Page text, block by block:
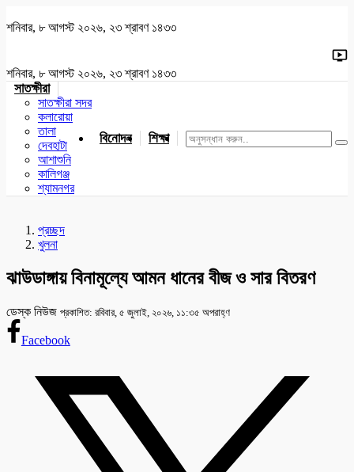
শনিবার, ৮ আগস্ট ২০২৬, ২৩ শ্রাবণ ১৪৩৩
শনিবার, ৮ আগস্ট ২০২৬, ২৩ শ্রাবণ ১৪৩৩
সাতক্ষীরা
সাতক্ষীরা সদর
কলারোয়া
তালা
দেবহাটা
আশাশুনি
কালিগঞ্জ
শ্যামনগর
বিনোদন শিক্ষা খেলাধুলা জাতীয় যশোর
প্রচ্ছদ
খুলনা
ঝাউডাঙ্গায় বিনামূল্যে আমন ধানের বীজ ও সার বিতরণ
ডেস্ক নিউজ প্রকাশিত: রবিবার, ৫ জুলাই, ২০২৬, ১১:৩৫ অপরাহ্ণ
Facebook